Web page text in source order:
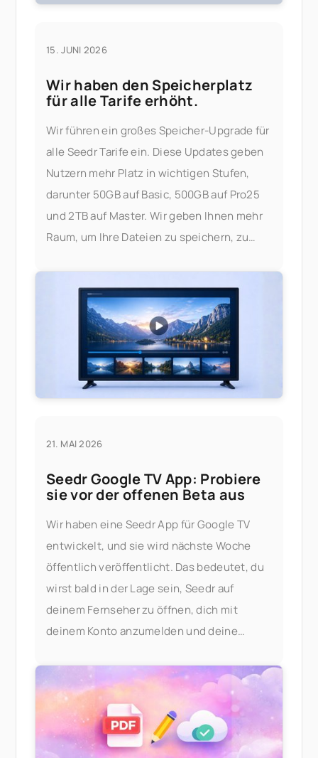
15. JUNI 2026
Wir haben den Speicherplatz
für alle Tarife erhöht.
Wir führen ein großes Speicher-Upgrade für
alle Seedr Tarife ein. Diese Updates geben
Nutzern mehr Platz in wichtigen Stufen,
darunter 50GB auf Basic, 500GB auf Pro25
und 2TB auf Master. Wir geben Ihnen mehr
Raum, um Ihre Dateien zu speichern, zu
hat sich geändert? Hier ist
21. MAI 2026
Seedr Google TV App: Probiere
sie vor der offenen Beta aus
Wir haben eine Seedr App für Google TV
entwickelt, und sie wird nächste Woche
öffentlich veröffentlicht. Das bedeutet, du
wirst bald in der Lage sein, Seedr auf
deinem Fernseher zu öffnen, dich mit
deinem Konto anzumelden und deine
streamen. Probiere sie frühzeitig aus, wenn
du die